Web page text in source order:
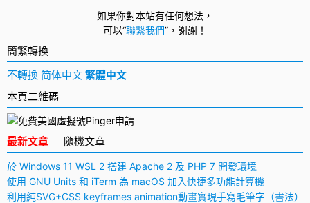
如果你對本站有任何想法，
可以“聯繫我們”， 謝謝！
簡繁轉換
不轉換 简体中文 繁體中文
本頁二維碼
最新文章 隨機文章
於 Windows 11 WSL 2 搭建 Apache 2 及 PHP 7 開發環境
使用 GNU Units 和 iTerm 為 macOS 加入快捷多功能計算機
利用純SVG+CSS keyframes animation動畫實現手寫毛筆字（書法）